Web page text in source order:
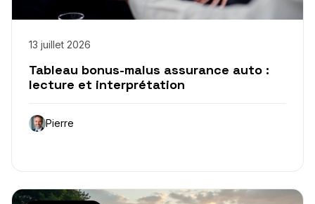
13 juillet 2026
Tableau bonus-malus assurance auto :
lecture et interprétation
Pierre